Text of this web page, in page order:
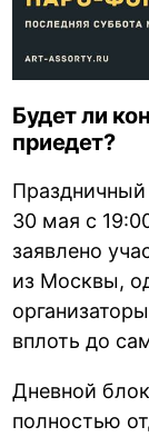
Будет ли
приедет?
Праздничный
30 мая с
заявлено
из Москвы,
вплоть до
Дневной
полностью